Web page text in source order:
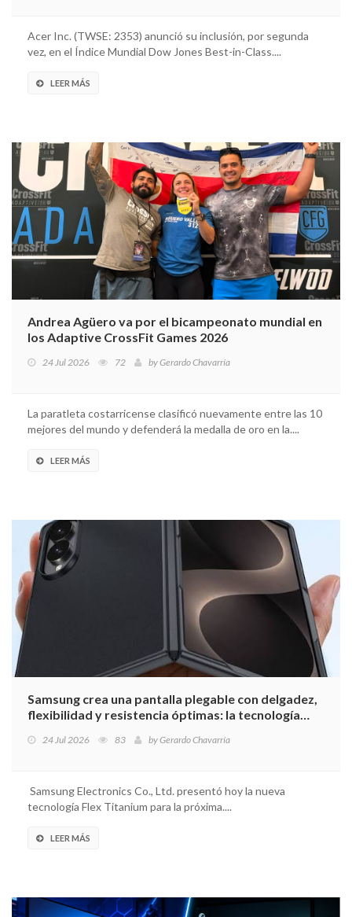
Acer Inc. (TWSE: 2353) anunció su inclusión, por segunda
vez, en el Índice Mundial Dow Jones Best-in-Class....
LEER MÁS
Andrea Agüero va por el bicampeonato mundial en
los Adaptive CrossFit Games 2026
24 Jul 2026 72 byGerardo Chavarría
La paratleta costarricense clasificó nuevamente entre las 10
mejores del mundo y defenderá la medalla de oro en la....
LEER MÁS
Samsung crea una pantalla plegable con delgadez,
flexibilidad y resistencia óptimas: la tecnología
24 Jul 2026 83 byGerardo Chavarría
Samsung Electronics Co., Ltd. presentó hoy la nueva
tecnología Flex Titanium para la próxima....
LEER MÁS